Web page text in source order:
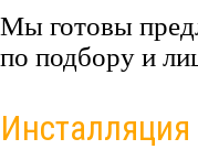
Мы готовы
по подбору и